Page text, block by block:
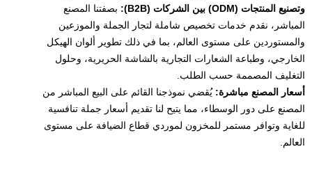
وتصنيع المنتجات (ODM) بين الشركات (B2B):
بصفتنا المصنع
المباشر، نقدم خدمات تخصيص شاملة لتجار الجملة والموزعين
والمستوردين على مستوى العالم، بما في ذلك تطوير ألوان الهيكل
الخارجي، وطباعة الشعارات التجارية بالشاشة الحريرية، وحلول
التغليف المصممة حسب الطلب.
أسعار المصنع مباشرة: يُقضي نموذجنا القائم على البيع المباشر من
المصنع على دور الوسطاء، مما يتيح لنا تقديم أسعار جملة تنافسية
للغاية وتوافر مستمر للمخزون لموردي قطاع الضيافة على مستوى
العالم.